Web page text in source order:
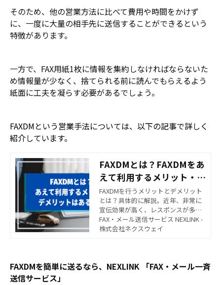
そのため、他の営業方法に比べて費用や時間をかけず
に、一度に大量の相手先に送信することができるという
特徴があります。
一方で、FAX用紙1枚に情報を集約しなければならないた
め情報量が少なく、捨てられる前に読んでもらえるよう
紙面に工夫を凝らす必要があるでしょう。
FAXDMという営業手法については、以下の記事で詳しく
紹介しています。
FAXDMとは？FAXDMをあ
えて利用するメリット・デ
メリットはあるの？
FAXDMを行うメリットとデメリット
とは？具体的に解説。近年、非常に
宣伝効果が高く、レスポンスが多く
効率が良い宣伝方法として知られて
いるのが、FAXDMです。FAXDMとは
FAX・メール送信サービス NEXLINK -
株式会社ネクスウェイ
FAXDMを簡単に送るなら、NEXLINK 「FAX・メール一斉
送信サービス」